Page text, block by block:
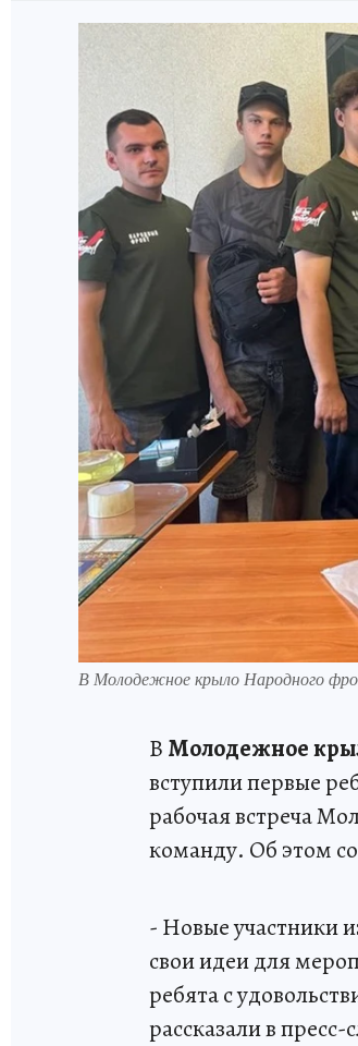
В Молодежное крыло Народного
В Молодежное
вступили первые
рабочая встреча
команду. Об этом
- Новые участники
свои идеи для
ребята с
рассказали в пресс-